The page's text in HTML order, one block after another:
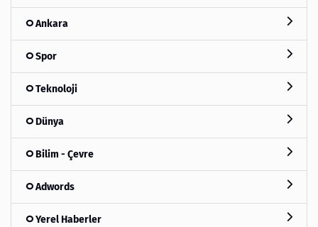
Ankara
Spor
Teknoloji
Dünya
Bilim - Çevre
Adwords
Yerel Haberler